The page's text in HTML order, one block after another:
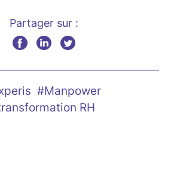
Partager sur :
#Manpower
RH